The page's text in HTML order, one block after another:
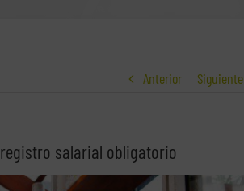
Anterior Siguiente
salarial obligatorio